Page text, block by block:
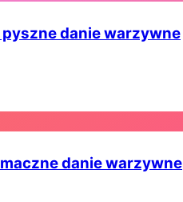
danie warzywne
danie warzywne